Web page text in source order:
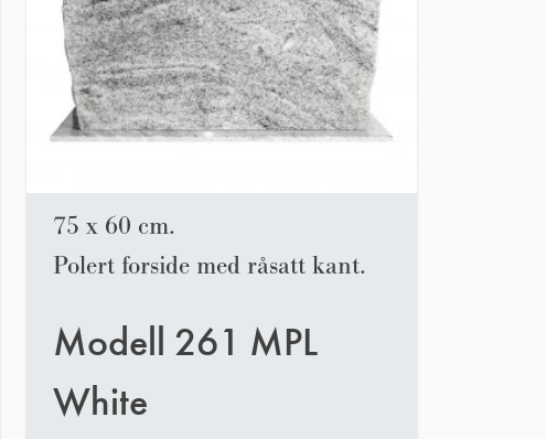
75 x 60 cm.
Polert forside med råsatt kant.
Modell 261 MPL
White